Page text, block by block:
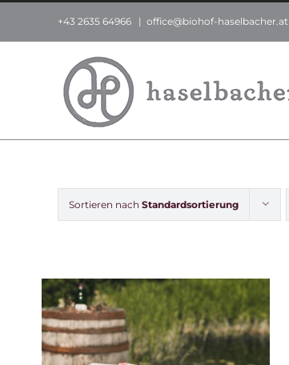
+43 2635 64966 | office@biohof-haselbacher.at
Sortieren nach Standardsortierung